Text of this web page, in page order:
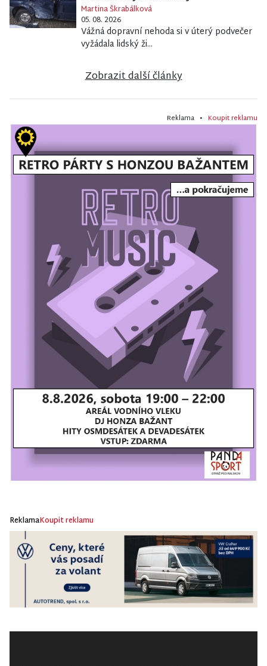
Martina Škrabálková
05. 08. 2026
Vážná dopravní nehoda si v úterý podvečer
vyžádala lidský ži...
Zobrazit další články
Reklama • Koupit reklamu
ReklamaKoupit reklamu